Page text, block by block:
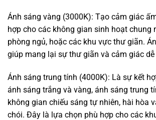
Ánh sáng vàng (3000K): Tạo cảm giác
hợp cho các không gian sinh hoạt chung
phòng ngủ, hoặc các khu vực thư giãn.
giúp mang lại sự thư giãn và cảm giác
Ánh sáng trung tính (4000K): Là sự kết
ánh sáng trắng và vàng, ánh sáng trung
không gian chiếu sáng tự nhiên, hài hòa
chói. Đây là lựa chọn phù hợp cho các